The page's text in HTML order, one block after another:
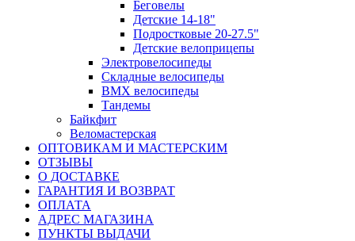
Беговелы
Детские 14-18"
Подростковые 20-27.5"
Детские велоприцепы
Электровелосипеды
Складные велосипеды
BMX велосипеды
Тандемы
Байкфит
Веломастерская
ОПТОВИКАМ И МАСТЕРСКИМ
ОТЗЫВЫ
О ДОСТАВКЕ
ГАРАНТИЯ И ВОЗВРАТ
ОПЛАТА
АДРЕС МАГАЗИНА
ПУНКТЫ ВЫДАЧИ